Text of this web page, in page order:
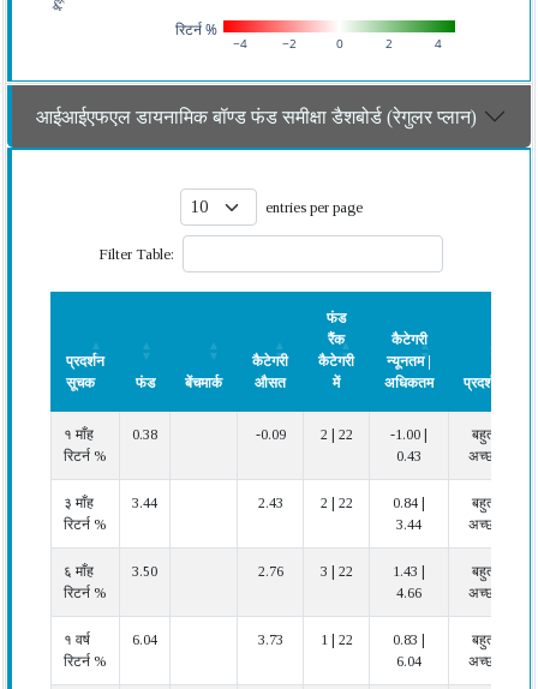
−4 −2 0 2 4
रिटर्न %
आईआईएफएल डायनामिक बॉण्ड फंड समीक्षा डैशबोर्ड (रेगुलर प्लान)
entries per page
Filter Table:
प्रदर्शन
सूचक
फंड बेंचमार्क
कैटेगरी
औसत
फंड
रैंक
कैटेगरी
में
कैटेगरी
न्यूनतम |
अधिकतम
प्रदर्शन
सूचक
औसत
रैंक
न्यूनतम |
अधिकतम
१ माँह
रिटर्न %
0.38 -0.09 2 | 22
-1.00 |
0.43
बहुत
अच्छा
३ माँह
रिटर्न %
3.44 2.43 2 | 22
0.84 |
3.44
बहुत
अच्छा
६ माँह
रिटर्न %
3.50 2.76 3 | 22
1.43 |
4.66
बहुत
अच्छा
१ वर्ष
रिटर्न %
6.04 3.73 1 | 22
0.83 |
6.04
बहुत
अच्छा